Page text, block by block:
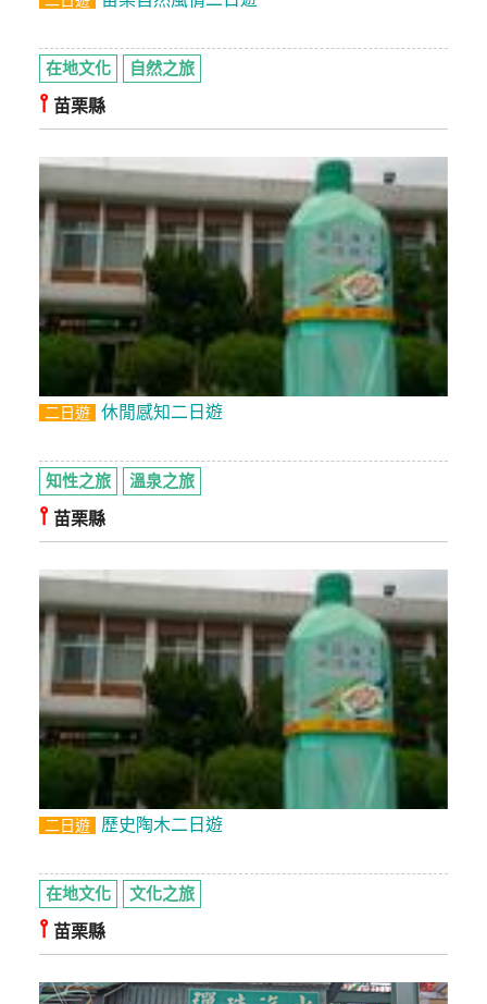
在地文化 自然之旅
⫯ 苗栗縣
二日遊 休閒感知二日遊
知性之旅 溫泉之旅
⫯ 苗栗縣
二日遊 歷史陶木二日遊
在地文化 文化之旅
⫯ 苗栗縣